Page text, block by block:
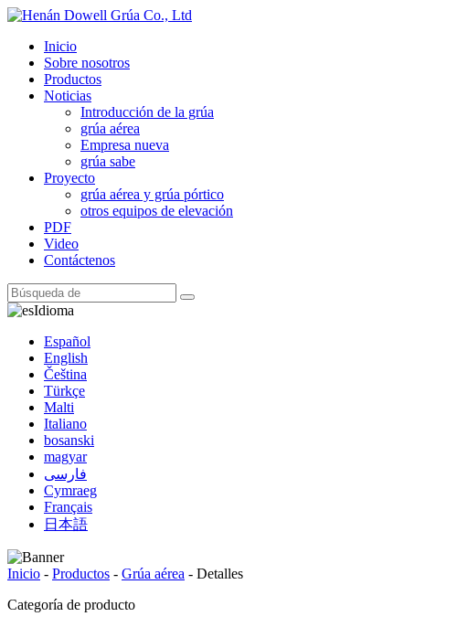
Inicio
Sobre nosotros
Productos
Noticias
Introducción de la grúa
grúa aérea
Empresa nueva
grúa sabe
Proyecto
grúa aérea y grúa pórtico
otros equipos de elevación
PDF
Video
Contáctenos
Idioma
Español
English
Čeština
Türkçe
Malti
Italiano
bosanski
magyar
فارسی
Cymraeg
Français
日本語
Inicio - Productos - Grúa aérea - Detalles
Categoría de producto